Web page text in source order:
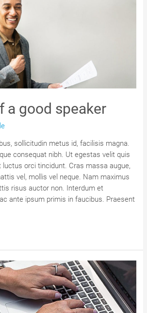
a good speaker
sollicitudin metus id, facilisis magna.
consequat nibh. Ut egestas velit quis
luctus orci tincidunt. Cras massa augue,
vel, mollis vel neque. Nam maximus
risus auctor non. Interdum et
ante ipsum primis in faucibus. Praesent